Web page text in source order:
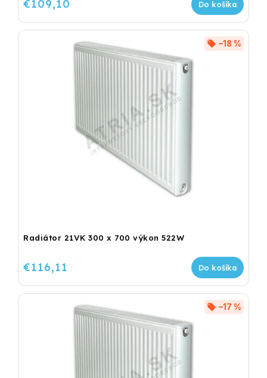
€109,10 Do košíka
Radiátor 21VK 300 x 700 výkon 522W
–18 %
€116,11 Do košíka
–17 %